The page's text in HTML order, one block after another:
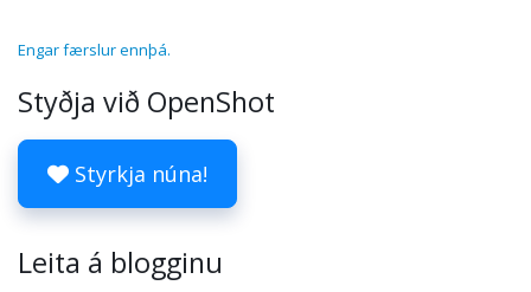
Engar færslur ennþá.
Styðja við OpenShot
Styrkja núna!
Leita á blogginu